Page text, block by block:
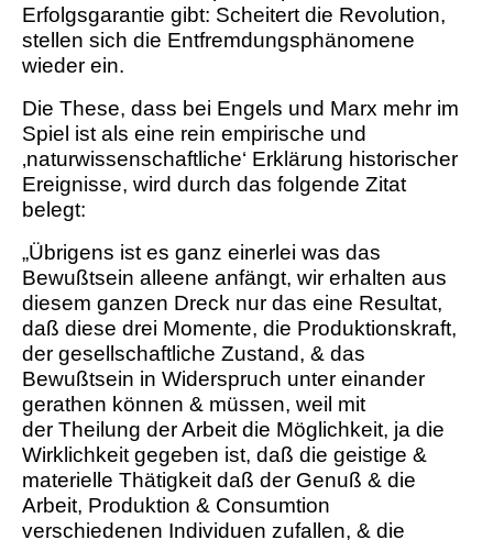
Erfolgsgarantie gibt: Scheitert die Revolution,
stellen sich die Entfremdungsphänomene
wieder ein.
Die These, dass bei Engels und Marx mehr im
Spiel ist als eine rein empirische und
‚naturwissenschaftliche‘ Erklärung historischer
Ereignisse, wird durch das folgende Zitat
belegt:
„Übrigens ist es ganz einerlei was das
Bewußtsein alleene anfängt, wir erhalten aus
diesem ganzen Dreck nur das eine Resultat,
daß diese drei Momente, die Produktionskraft,
der gesellschaftliche Zustand, & das
Bewußtsein in Widerspruch unter einander
gerathen können & müssen, weil mit
der Theilung der Arbeit die Möglichkeit, ja die
Wirklichkeit gegeben ist, daß die geistige &
materielle Thätigkeit daß der Genuß & die
Arbeit, Produktion & Consumtion
verschiedenen Individuen zufallen, & die